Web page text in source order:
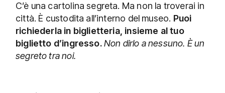
C’è una cartolina segreta. Ma non la troverai in
città. È custodita all’interno del museo. Puoi
richiederla in biglietteria, insieme al tuo
biglietto d’ingresso. Non dirlo a nessuno. È un
segreto tra noi.